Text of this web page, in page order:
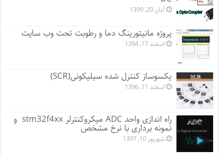
آبان 20, 1399
پروژه مانيتورينگ دما و رطوبت تحت وب سایت
اسفند 17, 1394
یکسوساز کنترل شده سیلیکونی(SCR)
اسفند 11, 1396
راه اندازی واحد ADC میکروکنترلر stm32f4xx و
نمونه برداری با نرخ مشخص
شهریور 10, 1397